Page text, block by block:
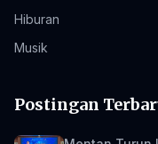
Hiburan
Musik
Postingan